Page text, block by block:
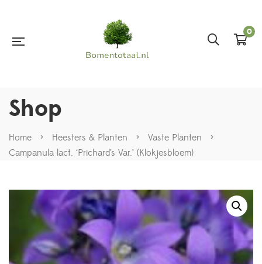
0
Shop
Home > Heesters & Planten > Vaste Planten
>
Campanula lact. ‘Prichard’s Var.’ (Klokjesbloem)